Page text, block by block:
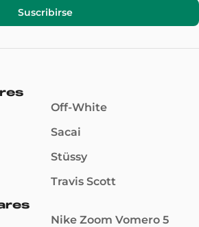
Suscribirse
Off-White
Sacai
Stüssy
Travis Scott
Nike Zoom Vomero 5